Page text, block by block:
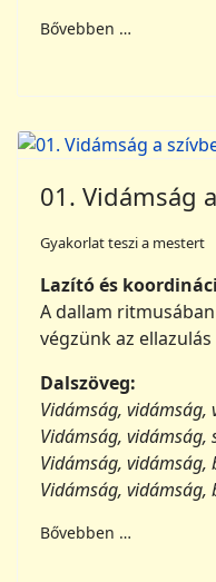
Bővebben …
01. Vidámság
Gyakorlat teszi a mestert
Lazító és
A dallam
végzünk az
Dalszöveg:
Vidámság, vidámság,
Vidámság, vidámság,
Vidámság,
Vidámság, vidámság,
Bővebben …